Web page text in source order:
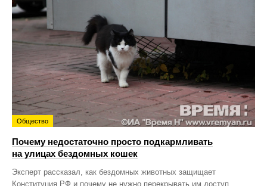
Общество
Почему недостаточно просто подкармливать
на улицах бездомных кошек
Эксперт рассказал, как бездомных животных защищает
Конституция РФ и почему не нужно перекрывать им доступ